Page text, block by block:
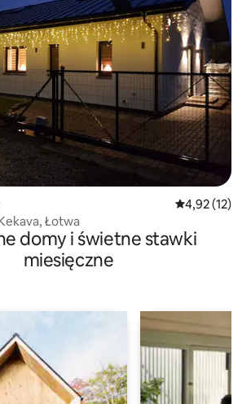
Średnia
4,92 (12)
Łotwa
domy i świetne stawki
miesięczne